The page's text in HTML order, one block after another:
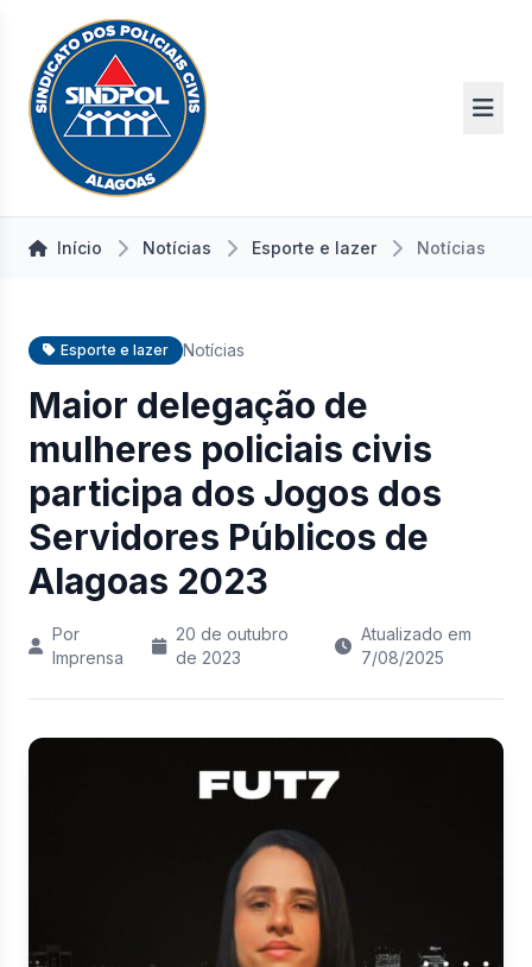
Início Notícias Esporte e lazer Notícias
Esporte e lazer Notícias
Maior delegação de
mulheres policiais civis
participa dos Jogos dos
Servidores Públicos de
Alagoas 2023
Por
Imprensa
20 de outubro
de 2023
Atualizado em
7/08/2025